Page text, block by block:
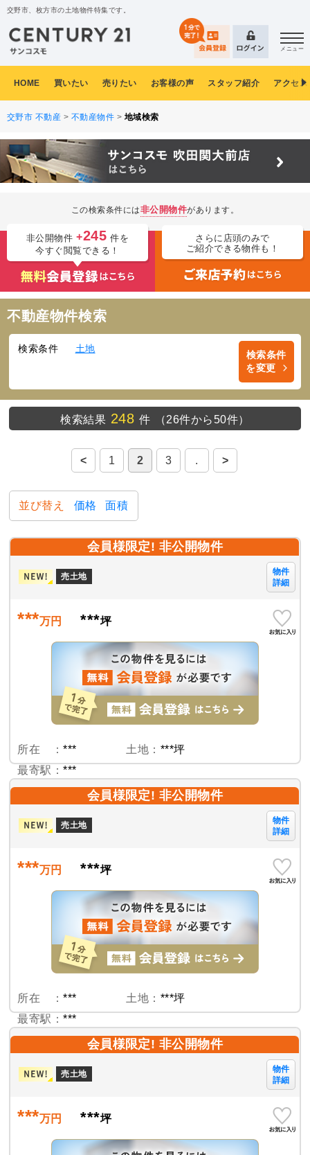
交野市、枚方市の土地物件特集です。
メニュー
HOME 買いたい 売りたい お客様の声 スタッフ紹介 アクセ
交野市 不動産 > 不動産物件 > 地域検索
この検索条件には非公開物件があります。
非公開物件 +245 件を
今すぐ閲覧できる！
さらに店頭のみで
ご紹介できる物件も！
不動産物件検索
検索条件 土地
検索条件
を変更
検索結果 248 件 （26件から50件）
< 1 2 3 . >
並び替え 価格 面積
会員様限定! 非公開物件
売土地
物件
詳細
***万円 ***坪
所在 ：***
最寄駅：***
土地： ***坪
会員様限定! 非公開物件
売土地
物件
詳細
***万円 ***坪
所在 ：***
最寄駅：***
土地： ***坪
会員様限定! 非公開物件
売土地
物件
詳細
***万円 ***坪